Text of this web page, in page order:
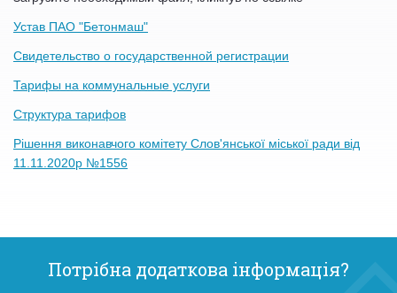
Устав ПАО "Бетонмаш"
Свидетельство о государственной регистрации
Тарифы на коммунальные услуги
Структура тарифов
Рішення виконавчого комітету Слов'янської міської ради від
11.11.2020р №1556
Потрібна додаткова інформація?